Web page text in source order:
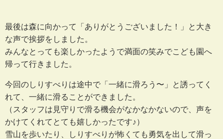
最後は森に向かって「ありがとうございました！」と大き
な声で挨拶をしました。
みんなとっても楽しかったようで満面の笑みでこども園へ
帰って行きました。
今回のしりすべりは途中で「一緒に滑ろう〜」と誘ってく
れて、一緒に滑ることができました。
（スタッフは見守りで滑る機会がなかなかないので、声を
かけてくれてとても嬉しかったです♪）
雪山を歩いたり、しりすべりが怖くても勇気を出して滑っ